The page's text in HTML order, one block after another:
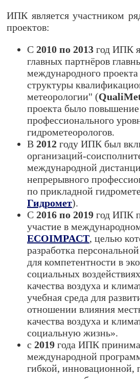
ИПК является участником
проектов:
C 2010 по 2013 год ИПК
главных партнёров
международного проекта
структуры
метеорологии" (
проекта было повышение
профессионального
гидрометеорологов.
В 2012 году ИПК был
организаций-
международной
непрерывного
по прикладной
Гидромет).
С 2016 по 2019 год ИПК
участие в
ECOIMPACT, целью
разработка
для компетентности в
социальных
качества воздуха и
учебная среда для
отношении влияния
качества воздуха и
социальную жизнь».
с 2019 года ИПК
международной
гибкой, инновационной,